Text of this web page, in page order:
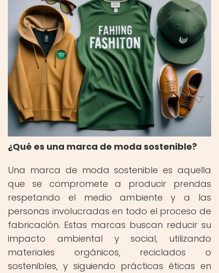
¿Qué es una marca de moda sostenible?
Una marca de moda sostenible es aquella
que se compromete a producir prendas
respetando el medio ambiente y a las
personas involucradas en todo el proceso de
fabricación. Estas marcas buscan reducir su
impacto ambiental y social, utilizando
materiales orgánicos, reciclados o
sostenibles, y siguiendo prácticas éticas en